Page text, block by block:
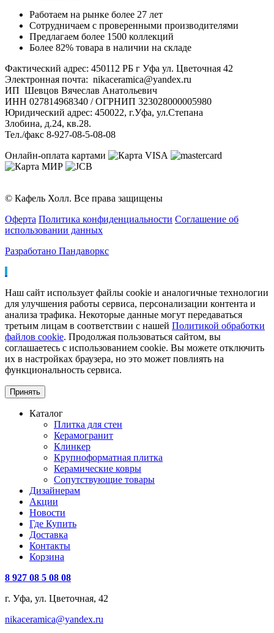
Работаем на рынке более 27 лет
Сотрудничаем с проверенными производителями
Предлагаем более 1500 коллекций
Более 82% товара в наличии на складе
Фактический адрес: 450112 РБ г Уфа ул. Цветочная 42
Электронная почта: nikaceramica@yandex.ru
ИП Шевцов Вячеслав Анатольевич
ИНН 027814968340 / ОГРНИП 323028000005980
Юридический адрес: 450022, г.Уфа, ул.Степана
Злобина, д.24, кв.28.
Тел./факс 8-927-08-5-08-08
Онлайн-оплата картами
© Кафель Холл. Все права защищены
Оферта Политика конфиденциальности Соглашение об
использовании данных
Разработано Пандаворкс
Наш сайт использует файлы cookie и аналогичные технологии
для улучшения работы сервиса, персонализации контента и
анализа трафика. Некоторые данные могут передаваться
третьим лицам в соответствии с нашей Политикой обработки
файлов cookie. Продолжая пользоваться сайтом, вы
соглашаетесь с использованием cookie. Вы можете отключить
их в настройках браузера, но это может повлиять на
функциональность сервиса.
Принять
Каталог
Плитка для стен
Керамогранит
Клинкер
Крупноформатная плитка
Керамические ковры
Сопутствующие товары
Дизайнерам
Акции
Новости
Где Купить
Доставка
Контакты
Корзина
8 927 08 5 08 08
г. Уфа, ул. Цветочная, 42
nikaceramica@yandex.ru